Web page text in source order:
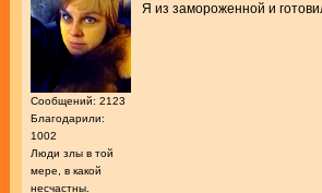
Сообщений: 2123
Благодарили:
1002
Люди злы в той
мере, в какой
несчастны.
Я из замороженной и